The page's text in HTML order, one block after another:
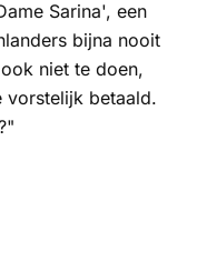
Sarina', een
bijna nooit
niet te doen,
vorstelijk betaald.